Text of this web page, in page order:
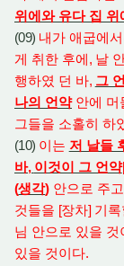
위에와 유다 집 위
(09) 내가 애굽에
게 취한 후에, 날
행하였 던 바, 그
나의 언약 안에 머
그들을 소홀히 하
(10) 이는 저 날들
바, 이것이 그 언약
(생각) 안으로 주
것들을 [장차] 기
님 안으로 있을 것
있을 것이다.